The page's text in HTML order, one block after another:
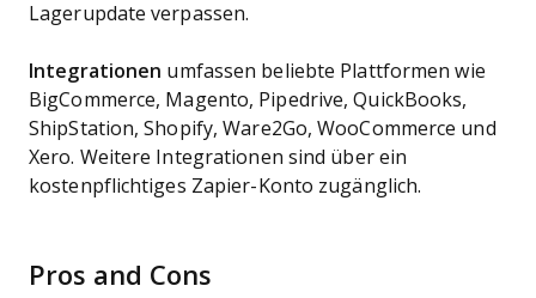
Lagerupdate verpassen.
Integrationen umfassen beliebte Plattformen wie
BigCommerce, Magento, Pipedrive, QuickBooks,
ShipStation, Shopify, Ware2Go, WooCommerce und
Xero. Weitere Integrationen sind über ein
kostenpflichtiges Zapier-Konto zugänglich.
Pros and Cons